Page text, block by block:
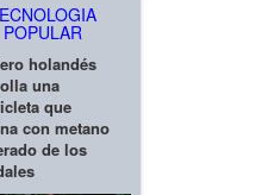
POPULAR
holandés
una
que
con metano
de los